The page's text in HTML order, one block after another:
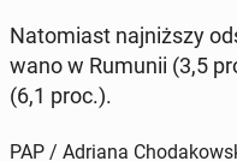
Na­to­miast naj­niż­szy
wa­no w Rumunii (3,5
(6,1 proc.).
PAP / Adriana